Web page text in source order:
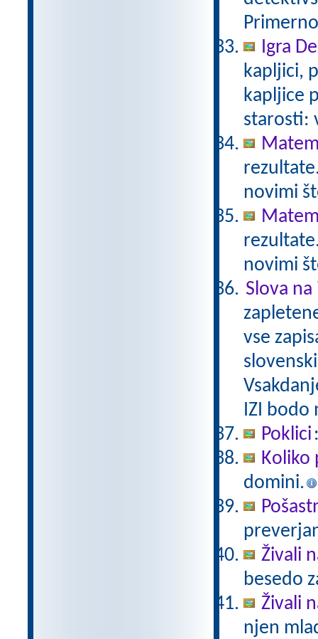
Igra
kapljici,
kapljice
starosti:
novimi
novimi
Slova na
vse
IZI bodo
Poklici
Koliko
domini.
Živali
besedo
Živali
njen